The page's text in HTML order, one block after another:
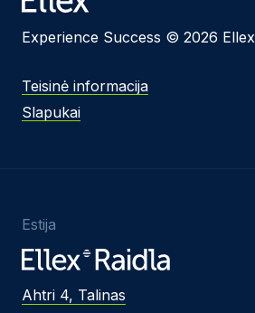
Experience Success © 2026 Ellex
Teisinė informacija
Slapukai
Estija
Ahtri 4, Talinas